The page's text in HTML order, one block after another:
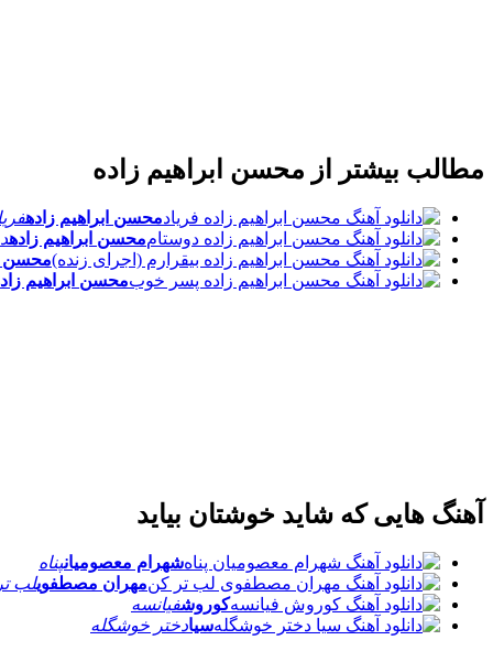
مطالب بیشتر از محسن ابراهیم زاده
محسن ابراهیم زاده
محسن ابراهیم زاده
محسن
محسن ابراهیم
آهنگ هایی که شاید خوشتان بیاید
شهرام معصومیانپناه
مهران مصطفویلب
کوروشفیانسه
سیادختر خوشگله